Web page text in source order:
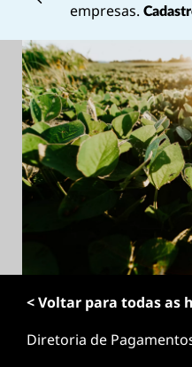
c
o
n
ú
d
o
c
empresas.
< Voltar para todas as
Diretoria de